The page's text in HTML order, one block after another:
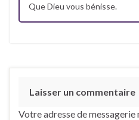
Que Dieu vous bénisse.
Laisser un commentaire
Votre adresse de messagerie